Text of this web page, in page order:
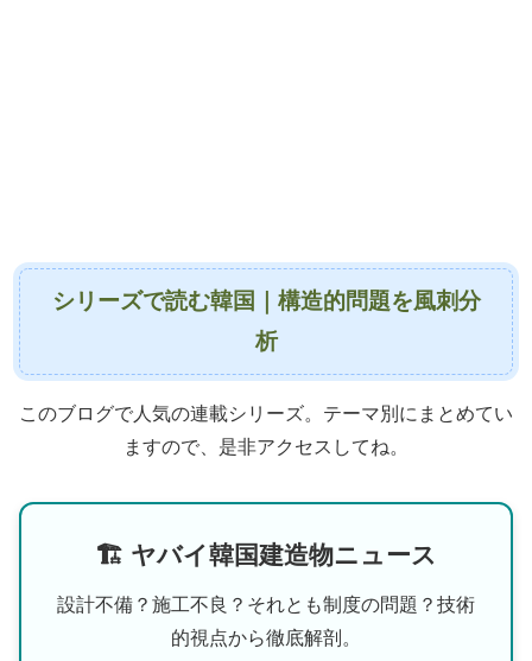
シリーズで読む韓国｜構造的問題を風刺分
析
このブログで人気の連載シリーズ。テーマ別にまとめてい
ますので、是非アクセスしてね。
🏗 ヤバイ韓国建造物ニュース
設計不備？施工不良？それとも制度の問題？技術
的視点から徹底解剖。